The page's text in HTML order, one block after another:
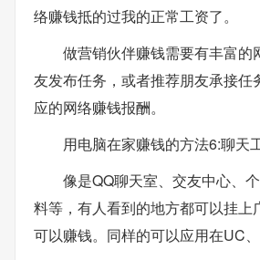
络赚钱抵的过我的正常工资了。
做营销伙伴赚钱需要有丰富的
友发布任务，或者推荐朋友承接任
应的网络赚钱报酬。
用电脑在家赚钱的方法6:聊天
像是QQ聊天室、交友中心、
料等，有人看到的地方都可以挂上
可以赚钱。同样的可以应用在UC、